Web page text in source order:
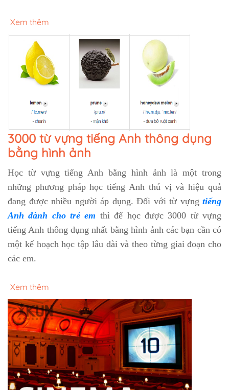
Xem thêm
3000 từ vựng tiếng Anh thông dụng
bằng hình ảnh
Học từ vựng tiếng Anh bằng hình ảnh là một trong
những phương pháp học tiếng Anh thú vị và hiệu quả
đang được nhiều người áp dụng. Đối với từ vựng tiếng
Anh dành cho trẻ em thì để học được 3000 từ vựng
tiếng Anh thông dụng nhất bằng hình ảnh các bạn cần có
một kế hoạch học tập lâu dài và theo từng giai đoạn cho
các em.
Xem thêm